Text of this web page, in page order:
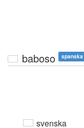
baboso spanska
svenska